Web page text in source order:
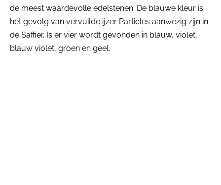
de meest waardevolle edelstenen. De blauwe kleur is
het gevolg van vervuilde ijzer Particles aanwezig zijn in
de Saffier. Is er vier wordt gevonden in blauw, violet,
blauw violet, groen en geel.